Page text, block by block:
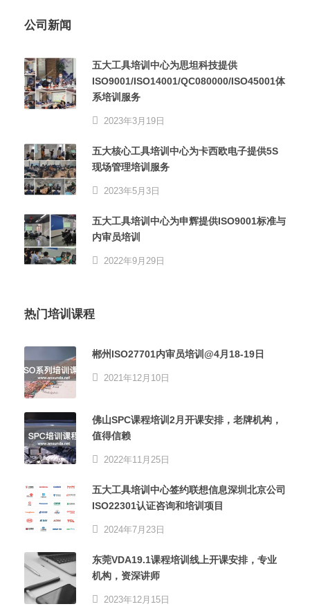
公司新闻
五大工具培训中心为思坦科技提供
ISO9001/ISO14001/QC080000/ISO45001体
系培训服务
2023年3月19日
五大核心工具培训中心为卡西欧电子提供5S
现场管理培训服务
2023年5月3日
五大工具培训中心为申辉提供ISO9001标准与
内审员培训
2022年9月29日
热门培训课程
郴州ISO27701内审员培训@4月18-19日
2021年12月10日
佛山SPC课程培训2月开课安排，老牌机构，
值得信赖
2022年11月25日
五大工具培训中心签约联想信息深圳北京公司
ISO22301认证咨询和培训项目
2024年7月23日
东莞VDA19.1课程培训线上开课安排，专业
机构，资深讲师
2023年12月15日